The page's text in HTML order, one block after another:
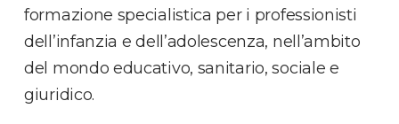
formazione specialistica per i professionisti
dell’infanzia e dell’adolescenza, nell’ambito
del mondo educativo, sanitario, sociale e
giuridico.